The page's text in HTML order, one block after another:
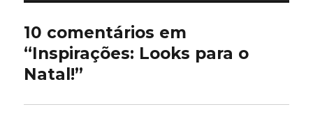
10 comentários em
“Inspirações: Looks para o
Natal!”